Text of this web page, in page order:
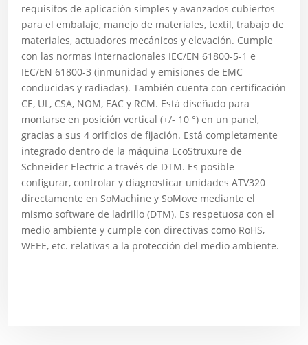
requisitos de aplicación simples y avanzados cubiertos
para el embalaje, manejo de materiales, textil, trabajo de
materiales, actuadores mecánicos y elevación. Cumple
con las normas internacionales IEC/EN 61800-5-1 e
IEC/EN 61800-3 (inmunidad y emisiones de EMC
conducidas y radiadas). También cuenta con certificación
CE, UL, CSA, NOM, EAC y RCM. Está diseñado para
montarse en posición vertical (+/- 10 °) en un panel,
gracias a sus 4 orificios de fijación. Está completamente
integrado dentro de la máquina EcoStruxure de
Schneider Electric a través de DTM. Es posible
configurar, controlar y diagnosticar unidades ATV320
directamente en SoMachine y SoMove mediante el
mismo software de ladrillo (DTM). Es respetuosa con el
medio ambiente y cumple con directivas como RoHS,
WEEE, etc. relativas a la protección del medio ambiente.